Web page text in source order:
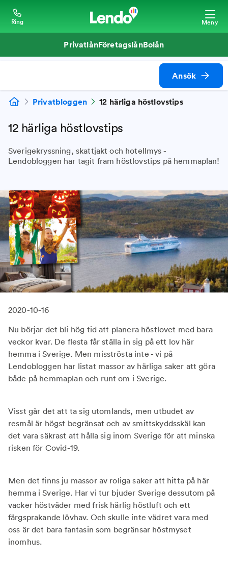
Ring Meny
PrivatlånFöretagslånBolån
Ansök
Privatbloggen 12 härliga höstlovstips
12 härliga höstlovstips
Sverigekryssning, skattjakt och hotellmys -
Lendobloggen har tagit fram höstlovstips på hemmaplan!
2020-10-16
Nu börjar det bli hög tid att planera höstlovet med bara
veckor kvar. De flesta får ställa in sig på ett lov här
hemma i Sverige. Men misströsta inte - vi på
Lendobloggen har listat massor av härliga saker att göra
både på hemmaplan och runt om i Sverige.
Visst går det att ta sig utomlands, men utbudet av
resmål är högst begränsat och av smittskyddsskäl kan
det vara säkrast att hålla sig inom Sverige för att minska
risken för Covid-19.
Men det finns ju massor av roliga saker att hitta på här
hemma i Sverige. Har vi tur bjuder Sverige dessutom på
vacker höstväder med frisk härlig höstluft och ett
färgsprakande lövhav. Och skulle inte vädret vara med
oss är det bara fantasin som begränsar höstmyset
inomhus.